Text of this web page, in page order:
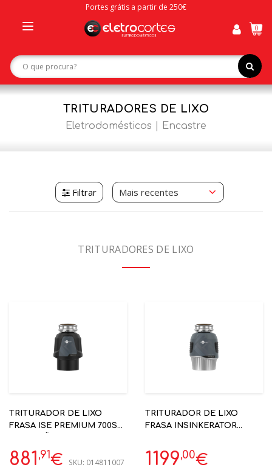
Portes grátis a partir de 250€
navigation
0
TRITURADORES DE LIXO
Eletrodomésticos Encastre
Filtrar
TRITURADORES DE LIXO
TRITURADOR DE LIXO
FRASA ISE PREMIUM 700SR
- INSINKERATOR
881 ,91€ SKU: 014811007
TRITURADOR DE LIXO
FRASA INSINKERATOR
1CV 4 FASES
1199,00€